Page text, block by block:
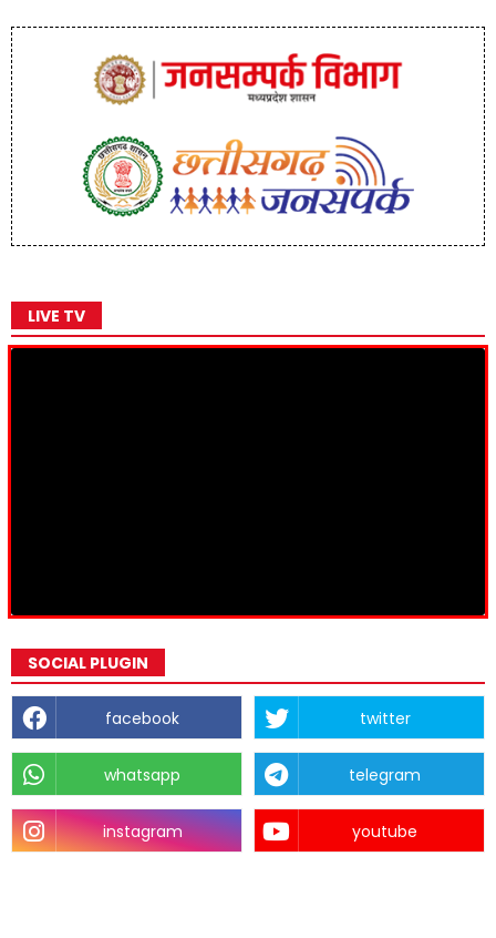
LIVE TV
SOCIAL PLUGIN
facebook twitter
whatsapp telegram
instagram youtube